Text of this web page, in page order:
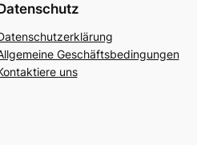
Geschäftsbedingungen
uns